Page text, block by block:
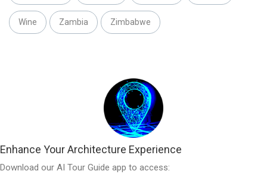
Wine Zambia Zimbabwe
Enhance Your Architecture Experience
Download our AI Tour Guide app to access: